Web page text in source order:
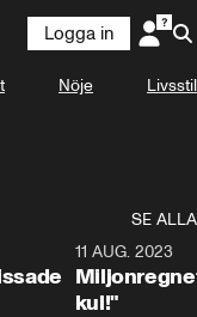
Logga in
Nöje Livsstil
SE ALLA
11 AUG. 2023
kul!"